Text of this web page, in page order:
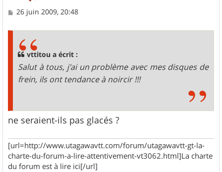
M
26 juin 2009, 20:48
vttitou a écrit :
Salut à tous, j'ai un problème avec mes disques de
frein, ils ont tendance à noircir !!!
ne seraient-ils pas glacés ?
[url=http://www.utagawavtt.com/forum/utagawavtt-gt-la-
charte-du-forum-a-lire-attentivement-vt3062.html]La charte
du forum est à lire ici[/url]